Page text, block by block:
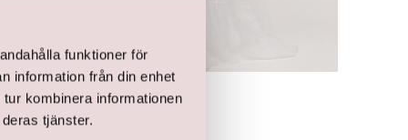
funktioner för
information från din enhet
kombinera informationen
tjänster.
Brudklänning
kr 12 500,00